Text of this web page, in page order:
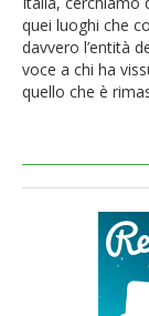
quei luoghi che
davvero l’entità
voce a chi ha
quello che è